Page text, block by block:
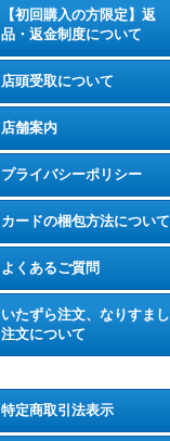
【初回購入の方限定】返
品・返金制度について
店頭受取について
店舗案内
プライバシーポリシー
カードの梱包方法について
よくあるご質問
いたずら注文、なりすまし
注文について
特定商取引法表示